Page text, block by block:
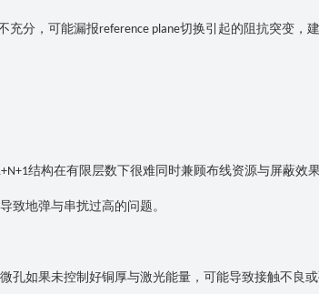
充分，可能漏报reference plane切换引起的阻抗突变，
结构在有限层数下很难同时兼顾布线资源与屏蔽效
致地弹与串扰过高的问题。
孔如果未控制好铜厚与激光能量，可能导致接触不良